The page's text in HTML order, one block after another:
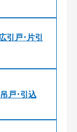
引戸･片引
戸･引込